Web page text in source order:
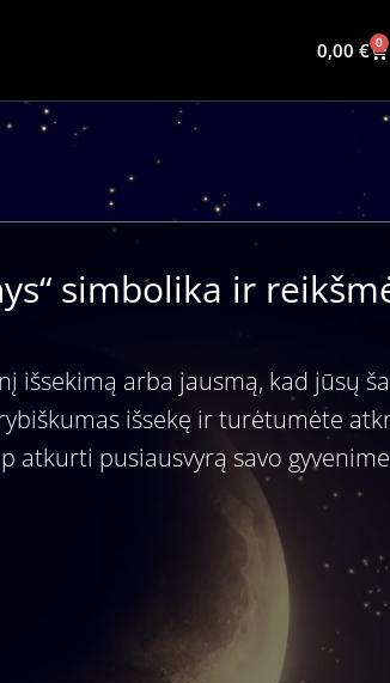
0,00 € 0
simbolika ir
išsekimą arba jausmą, kad jūsų
išsekę ir turėtumėte
atkurti pusiausvyrą savo